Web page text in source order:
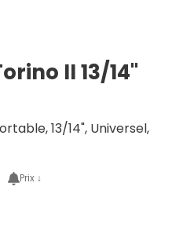
II 13/14"
13/14", Universel,
Prix ↓